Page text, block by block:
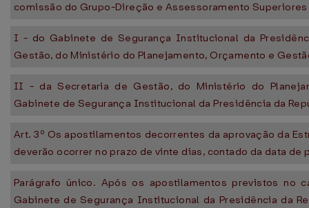
comissão do Grupo-Direção e Assessoramento Superiores
I - do Gabinete de Segurança Institucional da
Gestão, do Ministério do Planejamento, Orçamento e
II - da Secretaria de Gestão, do Ministério do
Gabinete de Segurança Institucional da Presidência da
Art. 3º Os apostilamentos decorrentes da aprovação da
deverão ocorrer no prazo de vinte dias, contado da data
Parágrafo único. Após os apostilamentos previstos no
Gabinete de Segurança Institucional da Presidência da